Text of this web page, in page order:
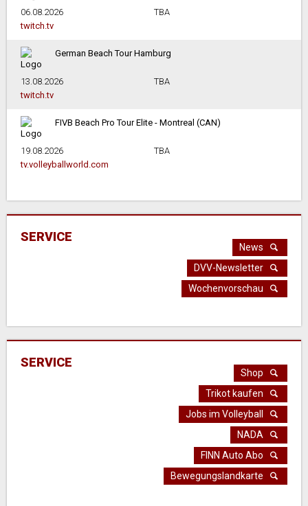
06.08.2026
TBA
twitch.tv
German Beach Tour Hamburg
13.08.2026
TBA
twitch.tv
FIVB Beach Pro Tour Elite - Montreal (CAN)
19.08.2026
TBA
tv.volleyballworld.com
SERVICE
News
DVV-Newsletter
Wochenvorschau
SERVICE
Shop
Trikot kaufen
Jobs im Volleyball
NADA
FINN Auto Abo
Bewegungslandkarte